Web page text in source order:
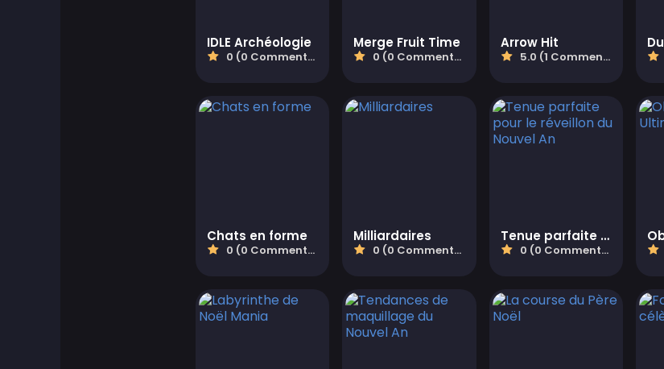
IDLE Archéologie
0 (0 Commentaires)
Merge Fruit Time
0 (0 Commentaires)
Arrow Hit
5.0 (1 Commentaires)
Chats en forme
0 (0 Commentaires)
Milliardaires
0 (0 Commentaires)
Tenue parfaite pour le réveillon du Nouvel An
0 (0 Commentaires)